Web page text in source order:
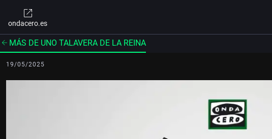
ondacero.es
MÁS DE UNO TALAVERA DE LA REINA
19/05/2025